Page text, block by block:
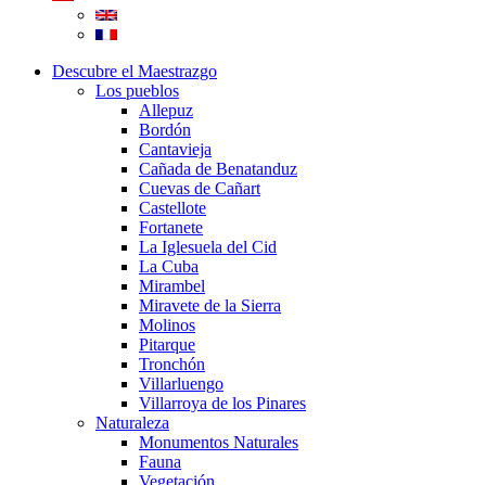
Descubre el Maestrazgo
Los pueblos
Allepuz
Bordón
Cantavieja
Cañada de Benatanduz
Cuevas de Cañart
Castellote
Fortanete
La Iglesuela del Cid
La Cuba
Mirambel
Miravete de la Sierra
Molinos
Pitarque
Tronchón
Villarluengo
Villarroya de los Pinares
Naturaleza
Monumentos Naturales
Fauna
Vegetación